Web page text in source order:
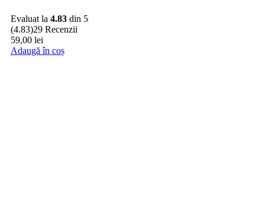
Evaluat la 4.83 din 5
(4.83)29 Recenzii
59,00 lei
Adaugă în coș